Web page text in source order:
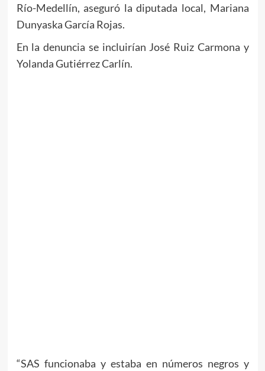
Río-Medellín, aseguró la diputada local, Mariana
Dunyaska García Rojas.
En la denuncia se incluirían José Ruiz Carmona y
Yolanda Gutiérrez Carlín.
“SAS funcionaba y estaba en números negros y